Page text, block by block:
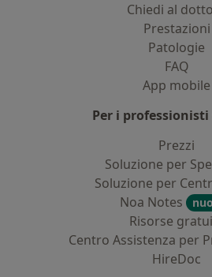
Chiedi al
Prestazioni
Patologie
FAQ
App mobile
Per i
Prezzi
Soluzione per
Soluzione per
Noa Notes
Risorse
Centro Assistenza per
HireDoc